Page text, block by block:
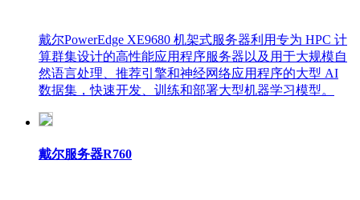
戴尔PowerEdge XE9680 机架式服务器利用专为 HPC 计
算群集设计的高性能应用程序服务器以及用于大规模自
然语言处理、推荐引擎和神经网络应用程序的大型 AI
数据集，快速开发、训练和部署大型机器学习模型。
戴尔服务器R760